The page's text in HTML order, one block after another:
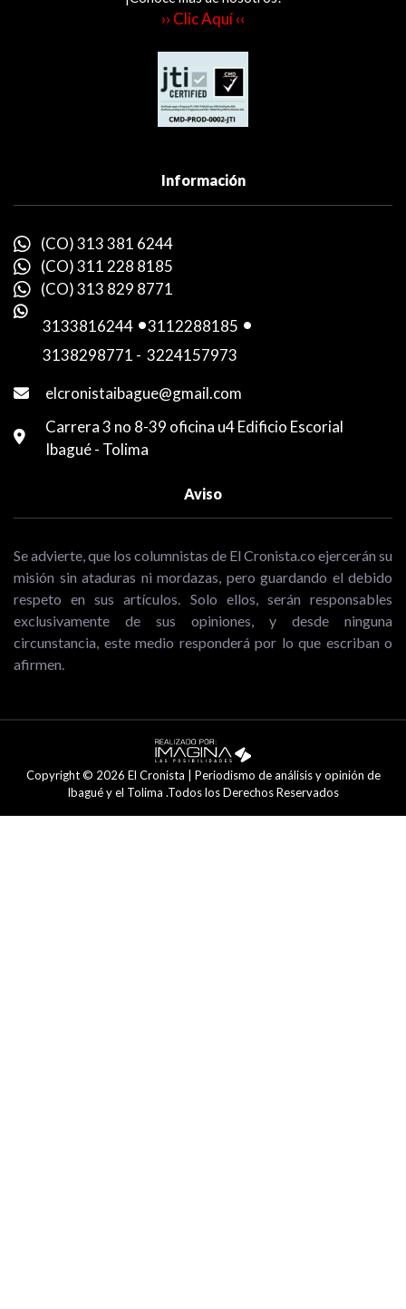
›› Clic Aquí ‹‹
Información
(CO) 313 381 6244
(CO) 311 228 8185
(CO) 313 829 8771
3133816244 -3112288185 -
3138298771 - 3224157973
elcronistaibague@gmail.com
Carrera 3 no 8-39 oficina u4 Edificio Escorial
Ibagué - Tolima
Aviso
Se advierte, que los columnistas de El Cronista.co ejercerán su
misión sin ataduras ni mordazas, pero guardando el debido
respeto en sus artículos. Solo ellos, serán responsables
exclusivamente de sus opiniones, y desde ninguna
circunstancia, este medio responderá por lo que escriban o
afirmen.
Copyright © 2026 El Cronista | Periodismo de análisis y opinión de
Ibagué y el Tolima .Todos los Derechos Reservados